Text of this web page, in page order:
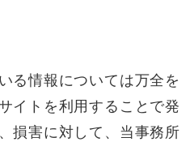
る情報については万全を
イトを利用することで発
損害に対して、当事務所